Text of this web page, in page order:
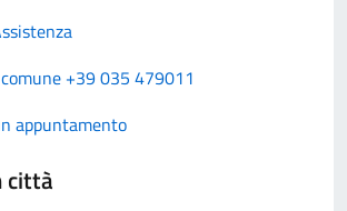
+39 035 479011
appuntamento
città